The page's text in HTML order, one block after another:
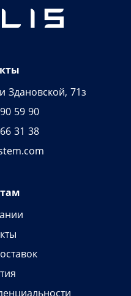
Здановской, 71з
59 90
31 38